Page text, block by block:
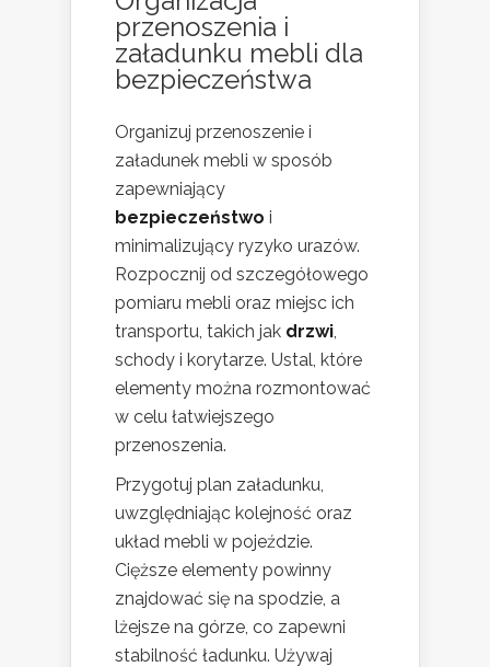
przenoszenia i
załadunku mebli dla
bezpieczeństwa
Organizuj przenoszenie i
załadunek mebli w sposób
zapewniający
bezpieczeństwo i
minimalizujący ryzyko urazów.
Rozpocznij od szczegółowego
pomiaru mebli oraz miejsc ich
transportu, takich jak drzwi,
schody i korytarze. Ustal, które
elementy można rozmontować
w celu łatwiejszego
przenoszenia.
Przygotuj plan załadunku,
uwzględniając kolejność oraz
układ mebli w pojeździe.
Cięższe elementy powinny
znajdować się na spodzie, a
lżejsze na górze, co zapewni
stabilność ładunku. Używaj